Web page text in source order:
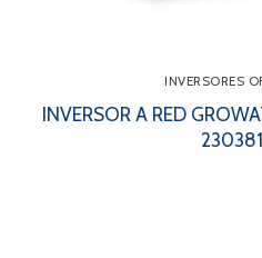
INVERSORES
INVERSOR A RED